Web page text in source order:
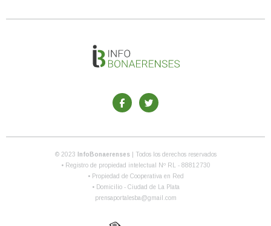
© 2023 InfoBonaerenses
| Todos los derechos reservados
• Registro de propiedad intelectual Nº RL - 88812730
• Propiedad de Cooperativa en Red
• Domicilio - Ciudad de La Plata
prensaportalesba@gmail.com